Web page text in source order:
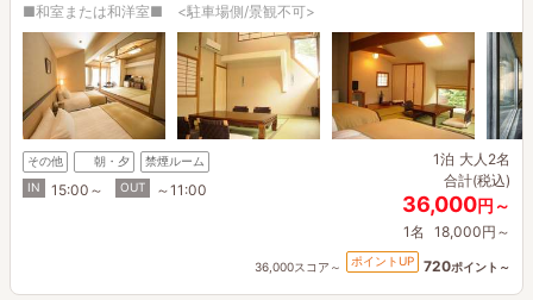
■和室または和洋室■ <駐車場側/景観不可>
その他 朝・夕
禁煙ルーム
IN
15:00～ OUT ～11:00
1泊 大人2名
合計(税込)
36,000円～
1名 18,000円～
36,000スコア～ ポイントUP 720ポイント～